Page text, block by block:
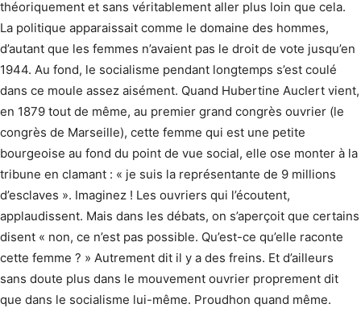
théoriquement et sans véritablement aller plus loin que cela.
La politique apparaissait comme le domaine des hommes,
d’autant que les femmes n’avaient pas le droit de vote jusqu’en
1944. Au fond, le socialisme pendant longtemps s’est coulé
dans ce moule assez aisément. Quand Hubertine Auclert vient,
en 1879 tout de même, au premier grand congrès ouvrier (le
congrès de Marseille), cette femme qui est une petite
bourgeoise au fond du point de vue social, elle ose monter à la
tribune en clamant : « je suis la représentante de 9 millions
d’esclaves ». Imaginez ! Les ouvriers qui l’écoutent,
applaudissent. Mais dans les débats, on s’aperçoit que certains
disent « non, ce n’est pas possible. Qu’est-ce qu’elle raconte
cette femme ? » Autrement dit il y a des freins. Et d’ailleurs
sans doute plus dans le mouvement ouvrier proprement dit
que dans le socialisme lui-même. Proudhon quand même.